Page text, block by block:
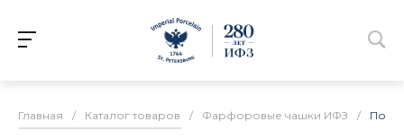
Главная / Каталог товаров / Фарфоровые чашки ИФЗ /